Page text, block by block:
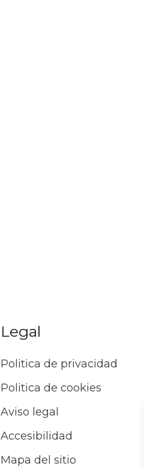
Legal
Politica de privacidad
Politica de cookies
Aviso legal
Accesibilidad
Mapa del sitio